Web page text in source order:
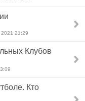
2021 21:29
Клубов
Кто